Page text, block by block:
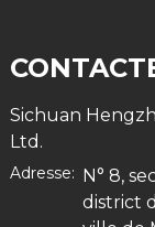
Sichuan
Ltd.
Adresse: N° 8,
district